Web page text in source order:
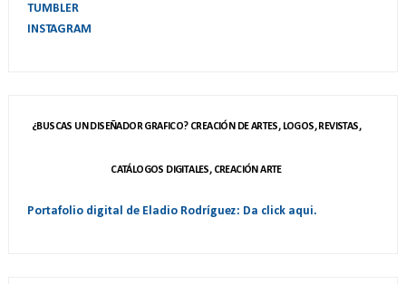
TUMBLER
INSTAGRAM
¿BUSCAS UN DISEÑADOR GRAFICO? CREACIÓN DE ARTES, LOGOS, REVISTAS,
CATÁLOGOS DIGITALES, CREACIÓN ARTE
Portafolio digital de Eladio Rodríguez: Da click aqui.